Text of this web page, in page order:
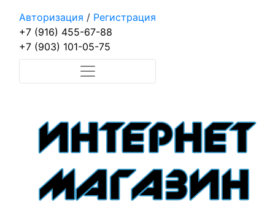
Авторизация / Регистрация
+7 (916) 455-67-88
+7 (903) 101-05-75